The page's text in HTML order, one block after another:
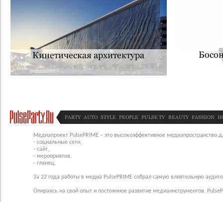
Кинетическая архитектура
PARTY AUTO STYLE PEOPLE PULSE TV BEAUTY FASHION
Медиапроект PulsePRIME – это высокоэффективное медиапространство
- социальные сети,
- сайт,
- мероприятия,
- глянец.
За 22 года работы в медиа PulsePRIME собрал самую влиятельную
Опираясь на свой опыт и постоянное развитие медиаинструментов,